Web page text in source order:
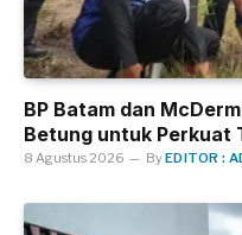
BP Batam dan
Betung untuk Perkuat
8 Agustus 2026 ByEDITOR :